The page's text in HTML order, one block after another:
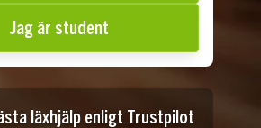
Jag är student
läxhjälp enligt Trustpilot